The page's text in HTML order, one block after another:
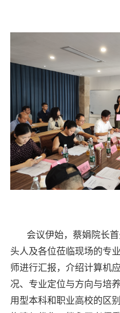
会议伊始，蔡娟院长
头人及各位莅临现场的专
师进行汇报，介绍计算机
况、专业定位与方向与培
用型本科和职业高校的区